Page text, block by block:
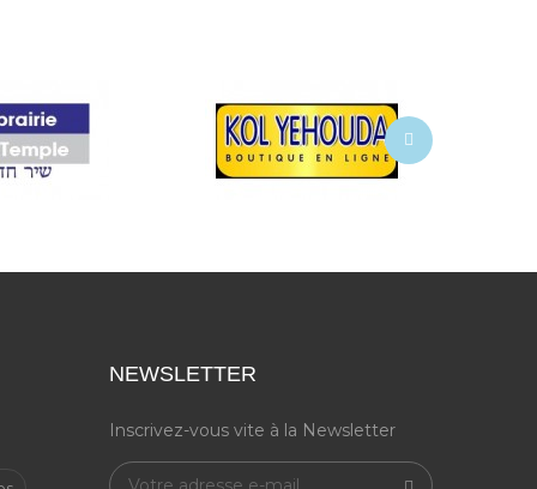
NEWSLETTER
Inscrivez-vous vite à la Newsletter